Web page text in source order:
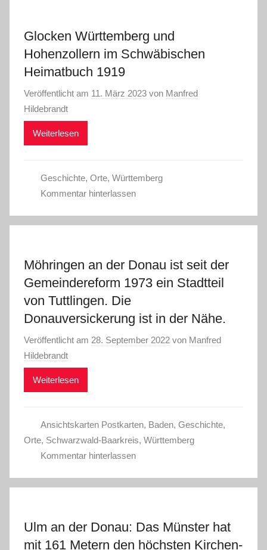
Glocken Württemberg und
Hohenzollern im Schwäbischen
Heimatbuch 1919
Veröffentlicht am 11. März 2023 von Manfred
Hildebrandt
Weiterlesen
Geschichte, Orte, Württemberg
Kommentar hinterlassen
Möhringen an der Donau ist seit der
Gemeindereform 1973 ein Stadtteil
von Tuttlingen. Die
Donauversickerung ist in der Nähe.
Veröffentlicht am 28. September 2022 von Manfred
Hildebrandt
Weiterlesen
Ansichtskarten Postkarten, Baden, Geschichte,
Orte, Schwarzwald-Baarkreis, Württemberg
Kommentar hinterlassen
Ulm an der Donau: Das Münster hat
mit 161 Metern den höchsten Kirchen-